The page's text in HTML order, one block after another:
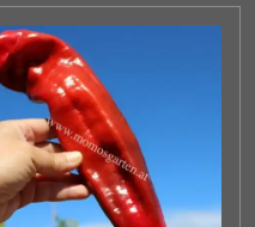
Sweet Palma (Palena)
€ 0,00